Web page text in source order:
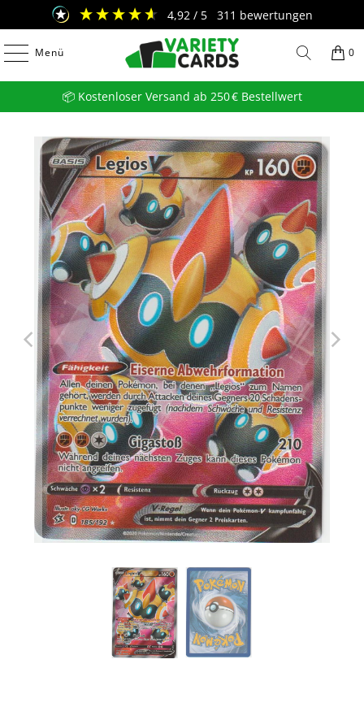
Menü 0
4,92 / 5 311 bewertungen
📦 Kostenloser Versand ab 250 € Bestellwert